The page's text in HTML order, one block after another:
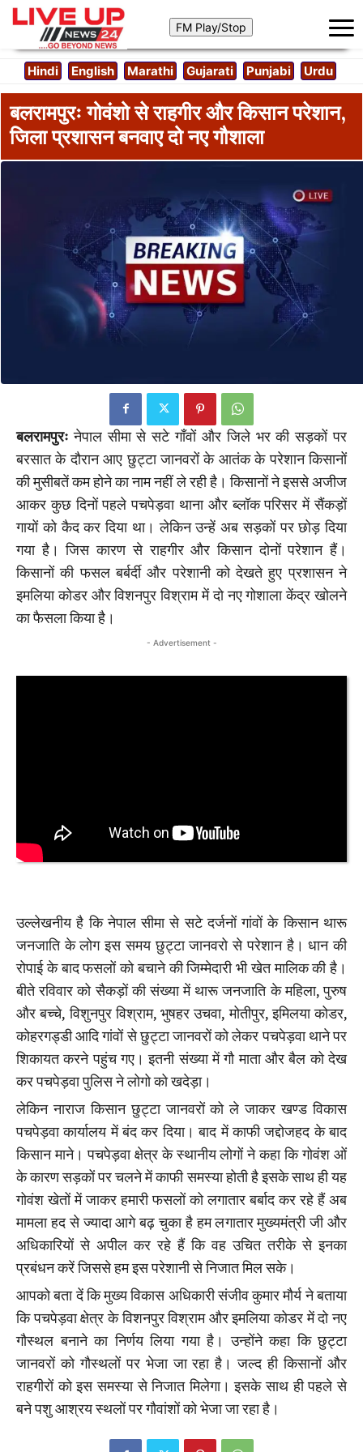
Hindi English Marathi Gujarati Punjabi Urdu
बलरामपुरः गोवंशो से राहगीर और किसान परेशान,
जिला प्रशासन बनवाए दो नए गौशाला
बलरामपुरः नेपाल सीमा से सटे गाँवों और जिले भर की सड़कों पर
बरसात के दौरान आए छुट्टा जानवरों के आतंक के परेशान किसानों
की मुसीबतें कम होने का नाम नहीं ले रही है। किसानों ने इससे अजीज
आकर कुछ दिनों पहले पचपेड़वा थाना और ब्लॉक परिसर में सैंकड़ों
गायों को कैद कर दिया था। लेकिन उन्हें अब सड़कों पर छोड़ दिया
गया है। जिस कारण से राहगीर और किसान दोनों परेशान हैं।
किसानों की फसल बर्बर्दी और परेशानी को देखते हुए प्रशासन ने
इमलिया कोडर और विशनपुर विश्राम में दो नए गोशाला केंद्र खोलने
का फैसला किया है।
- Advertisement -
उल्लेखनीय है कि नेपाल सीमा से सटे दर्जनों गांवों के किसान थारू
जनजाति के लोग इस समय छुट्टा जानवरो से परेशान है। धान की
रोपाई के बाद फसलों को बचाने की जिम्मेदारी भी खेत मालिक की है।
बीते रविवार को सैकड़ों की संख्या में थारू जनजाति के महिला, पुरुष
और बच्चे, विशुनपुर विश्राम, भुषहर उचवा, मोतीपुर, इमिलया कोडर,
कोहरगड्डी आदि गांवों से छुट्टा जानवरों को लेकर पचपेड़वा थाने पर
शिकायत करने पहुंच गए। इतनी संख्या में गौ माता और बैल को देख
कर पचपेड़वा पुलिस ने लोगो को खदेड़ा।
लेकिन नाराज किसान छुट्टा जानवरों को ले जाकर खण्ड विकास
पचपेड़वा कार्यालय में बंद कर दिया। बाद में काफी जद्दोजहद के बाद
किसान माने। पचपेड़वा क्षेत्र के स्थानीय लोगों ने कहा कि गोवंश ओं
के कारण सड़कों पर चलने में काफी समस्या होती है इसके साथ ही यह
गोवंश खेतों में जाकर हमारी फसलों को लगातार बर्बाद कर रहे हैं अब
मामला हद से ज्यादा आगे बढ़ चुका है हम लगातार मुख्यमंत्री जी और
अधिकारियों से अपील कर रहे हैं कि वह उचित तरीके से इनका
प्रबंधन करें जिससे हम इस परेशानी से निजात मिल सके।
आपको बता दें कि मुख्य विकास अधिकारी संजीव कुमार मौर्य ने बताया
कि पचपेड़वा क्षेत्र के विशनपुर विश्राम और इमलिया कोडर में दो नए
गौस्थल बनाने का निर्णय लिया गया है। उन्होंने कहा कि छुट्टा
जानवरों को गौस्थलों पर भेजा जा रहा है। जल्द ही किसानों और
राहगीरों को इस समस्या से निजात मिलेगा। इसके साथ ही पहले से
बने पशु आश्रय स्थलों पर गौवांशों को भेजा जा रहा है।